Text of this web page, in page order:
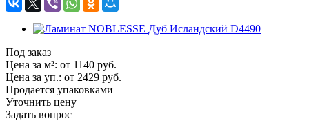
Под заказ
Цена за м²: от 1140 руб.
Цена за уп.: от 2429 руб.
Продается упаковками
Уточнить цену
Задать вопрос